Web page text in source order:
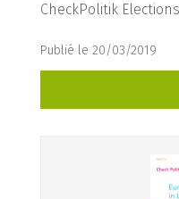
CheckPolitik
Publié le 20/03/2019